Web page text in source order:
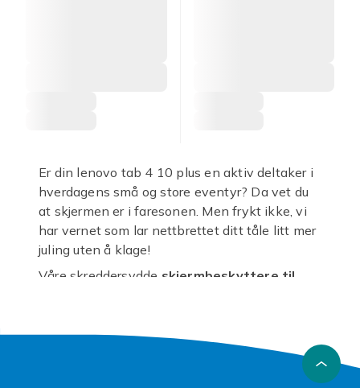
Er din lenovo tab 4 10 plus en aktiv deltaker i
hverdagens små og store eventyr? Da vet du
at skjermen er i faresonen. Men frykt ikke, vi
har vernet som lar nettbrettet ditt tåle litt mer
juling uten å klage!
Våre skreddersydde skjermbeskyttere til
krystallklare at du knapt merker at de er der,
men effekten er enorm. Enten du foretrekker